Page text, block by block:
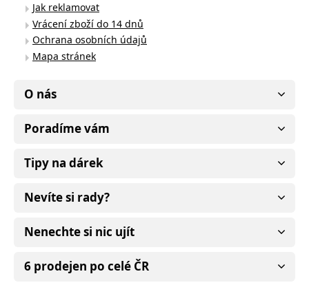
Jak reklamovat
Vrácení zboží do 14 dnů
Ochrana osobních údajů
Mapa stránek
O nás
Poradíme vám
Tipy na dárek
Nevíte si rady?
Nenechte si nic ujít
6 prodejen po celé ČR